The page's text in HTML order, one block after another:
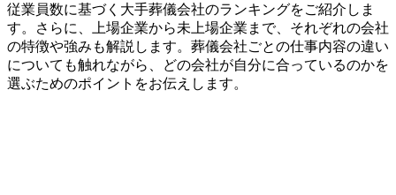
従業員数に基づく大手葬儀会社のランキングをご紹介しま
す。さらに、上場企業から未上場企業まで、それぞれの会社
の特徴や強みも解説します。葬儀会社ごとの仕事内容の違い
についても触れながら、どの会社が自分に合っているのかを
選ぶためのポイントをお伝えします。